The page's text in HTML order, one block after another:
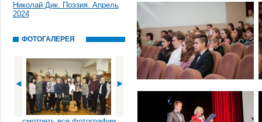
Николай Дик. Поэзия. Апрель
2024
ФОТОГАЛЕРЕЯ